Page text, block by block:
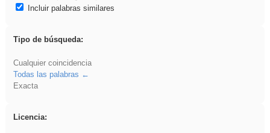
Incluir palabras similares
Tipo de búsqueda:
Cualquier coincidencia
Todas las palabras
Exacta
Licencia: